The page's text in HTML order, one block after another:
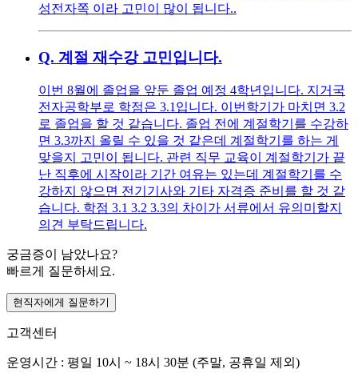
성전자쪽 이라 고민이 많이 됩니다..
Q. 계절 재수강 고민입니다.
이번 8월에 졸업을 앞둔 졸업 예정 4학년입니다. 지거국
전자공학부로 학점은 3.1입니다. 이번학기가 마치면 3.2
로 졸업을 할 것 같습니다. 졸업 전에 계절학기를 수강하
면 3.3까지 올릴 수 있을 것 같은데 계절학기를 하는 게
맞을지 고민이 됩니다. 관련 직무 교육이 계절학기가 끝
난 직후에 시작이라 기간 여유는 있는데 계절학기를 수
강하지 않으면 전기기사와 기타 자격증 준비를 할 것 같
습니다. 학점 3.1 3.2 3.3의 차이가 서류에서 유의미할지
의견 부탁드립니다.
궁금증이 남았나요?
빠르게 질문하세요.
현직자에게 질문하기
고객센터
운영시간 : 평일 10시 ~ 18시 30분 (주말, 공휴일 제외)